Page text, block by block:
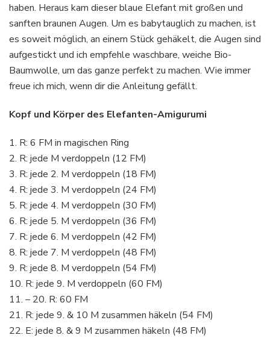
haben. Heraus kam dieser blaue Elefant mit großen und
sanften braunen Augen. Um es babytauglich zu machen, ist
es soweit möglich, an einem Stück gehäkelt, die Augen sind
aufgestickt und ich empfehle waschbare, weiche Bio-
Baumwolle, um das ganze perfekt zu machen. Wie immer
freue ich mich, wenn dir die Anleitung gefällt.
Kopf und Körper des Elefanten-Amigurumi
1. R: 6 FM in magischen Ring
2. R: jede M verdoppeln (12 FM)
3. R: jede 2. M verdoppeln (18 FM)
4. R: jede 3. M verdoppeln (24 FM)
5. R: jede 4. M verdoppeln (30 FM)
6. R: jede 5. M verdoppeln (36 FM)
7. R: jede 6. M verdoppeln (42 FM)
8. R: jede 7. M verdoppeln (48 FM)
9. R: jede 8. M verdoppeln (54 FM)
10. R: jede 9. M verdoppeln (60 FM)
11. – 20. R: 60 FM
21. R: jede 9. & 10 M zusammen häkeln (54 FM)
22. E: jede 8. & 9 M zusammen häkeln (48 FM)